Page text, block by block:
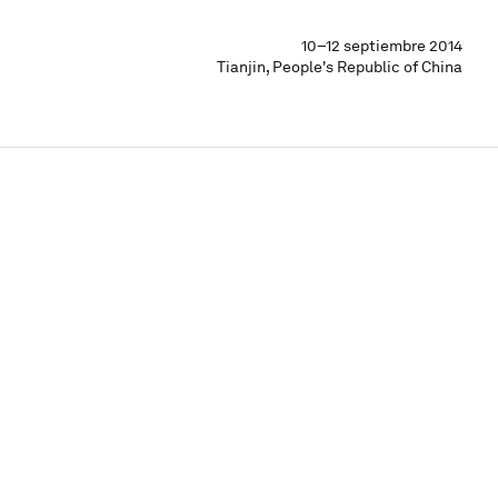
10–12 septiembre 2014
Tianjin, People's Republic of China